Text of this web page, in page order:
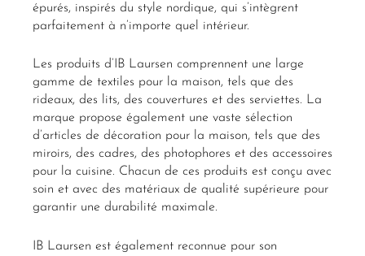
épurés, inspirés du style nordique, qui s’intègrent
parfaitement à n’importe quel intérieur.
Les produits d’IB Laursen comprennent une large
gamme de textiles pour la maison, tels que des
rideaux, des lits, des couvertures et des serviettes. La
marque propose également une vaste sélection
d’articles de décoration pour la maison, tels que des
miroirs, des cadres, des photophores et des accessoires
pour la cuisine. Chacun de ces produits est conçu avec
soin et avec des matériaux de qualité supérieure pour
garantir une durabilité maximale.
IB Laursen est également reconnue pour son